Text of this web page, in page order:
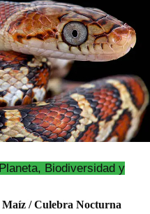
Biodiversidad y
/ Culebra Nocturna